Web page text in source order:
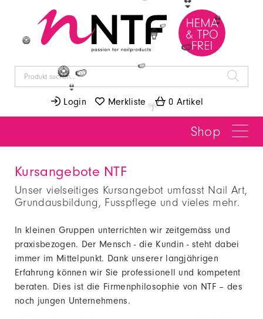
 Login  Merkliste  0 Artikel
Shop
Kursangebote NTF
Unser vielseitiges Kursangebot umfasst Nail Art,
Grundausbildung, Fusspflege und vieles mehr.
In kleinen Gruppen unterrichten wir zeitgemäss und
praxisbezogen. Der Mensch - die Kundin - steht dabei
immer im Mittelpunkt. Dank unserer langjährigen
Erfahrung können wir Sie professionell und kompetent
beraten. Dies ist die Firmenphilosophie von NTF – des
noch jungen Unternehmens.
👙
🥝 🍉
🍉
🍉
🍦
🥝
🍉 👙
👙